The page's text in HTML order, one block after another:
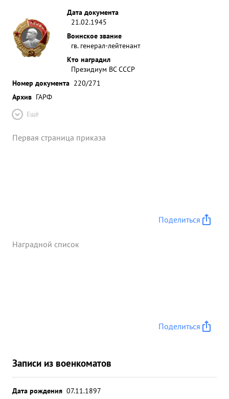
Дата документа
21.02.1945
Воинское звание
гв. генерал-лейтенант
Кто наградил
Президиум ВС СССР
Номер документа 220/271
Архив ГАРФ
Ещё
Первая страница приказа
Поделиться
Наградной список
Поделиться
Записи из военкоматов
Дата рождения 07.11.1897